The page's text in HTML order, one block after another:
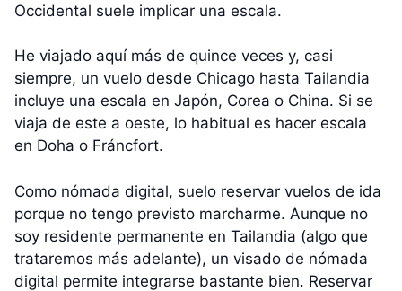
Occidental suele implicar una escala.
He viajado aquí más de quince veces y, casi
siempre, un vuelo desde Chicago hasta Tailandia
incluye una escala en Japón, Corea o China. Si se
viaja de este a oeste, lo habitual es hacer escala
en Doha o Fráncfort.
Como nómada digital, suelo reservar vuelos de ida
porque no tengo previsto marcharme. Aunque no
soy residente permanente en Tailandia (algo que
trataremos más adelante), un visado de nómada
digital permite integrarse bastante bien. Reservar